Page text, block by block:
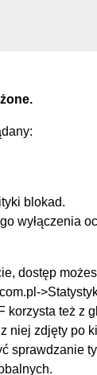
blokad.
wyłączenia
dostęp
korzysta też z
niej zdjęty po
sprawdzanie